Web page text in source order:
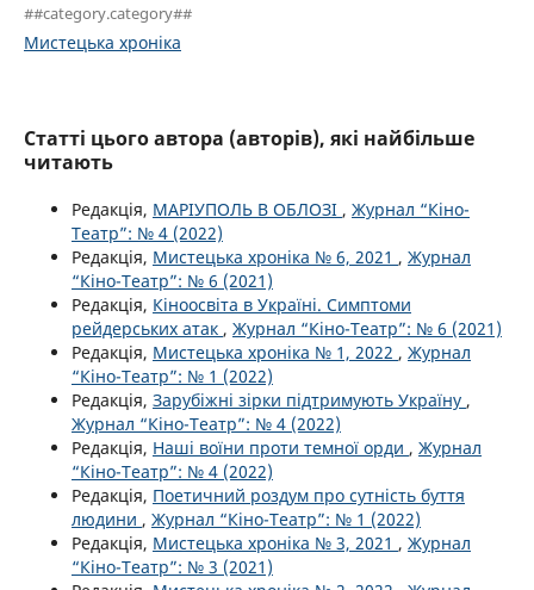
##category.category##
Мистецька хроніка
Статті цього автора (авторів), які найбільше
читають
Редакція, МАРІУПОЛЬ В ОБЛОЗІ , Журнал “Кіно-
Театр”: № 4 (2022)
Редакція, Мистецька хроніка № 6, 2021 , Журнал
“Кіно-Театр”: № 6 (2021)
Редакція, Кіноосвіта в Україні. Симптоми
рейдерських атак , Журнал “Кіно-Театр”: № 6 (2021)
Редакція, Мистецька хроніка № 1, 2022 , Журнал
“Кіно-Театр”: № 1 (2022)
Редакція, Зарубіжні зірки підтримують Україну ,
Журнал “Кіно-Театр”: № 4 (2022)
Редакція, Наші воїни проти темної орди , Журнал
“Кіно-Театр”: № 4 (2022)
Редакція, Поетичний роздум про сутність буття
людини , Журнал “Кіно-Театр”: № 1 (2022)
Редакція, Мистецька хроніка № 3, 2021 , Журнал
“Кіно-Театр”: № 3 (2021)